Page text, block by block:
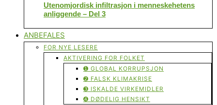
Utenomjordisk infiltrasjon i menneskehetens
anliggende – Del 3
ANBEFALES
FOR NYE LESERE
AKTIVERING FOR FOLKET
➊ GLOBAL KORRUPSJON
➋ FALSK KLIMAKRISE
➌ ISKALDE VIRKEMIDLER
➍ DØDELIG HENSIKT